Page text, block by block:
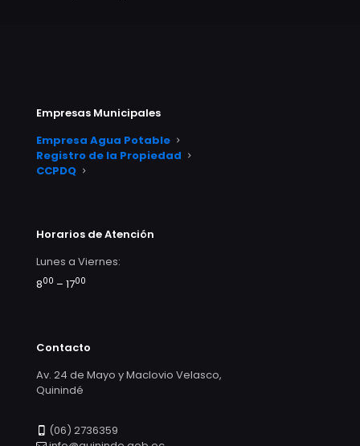
Empresas Municipales
Empresa Agua Potable
Registro de la Propiedad
CCPDQ
Horarios de Atención
Lunes a Viernes:
800 – 1700
Contacto
Av. 24 de Mayo y Maclovio Velasco,
Quinindé
(06) 2736359